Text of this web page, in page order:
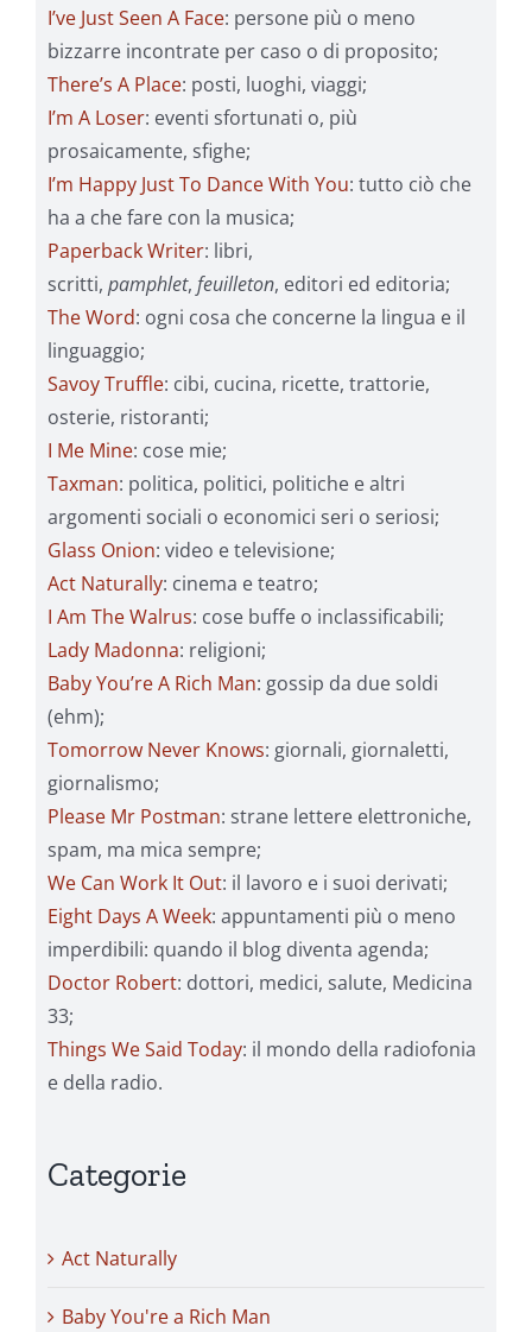
I’ve Just Seen A Face: persone più o meno
bizzarre incontrate per caso o di proposito;
There’s A Place: posti, luoghi, viaggi;
I’m A Loser: eventi sfortunati o, più
prosaicamente, sfighe;
I’m Happy Just To Dance With You: tutto ciò che
ha a che fare con la musica;
Paperback Writer: libri,
scritti, pamphlet, feuilleton, editori ed editoria;
The Word: ogni cosa che concerne la lingua e il
linguaggio;
Savoy Truffle: cibi, cucina, ricette, trattorie,
osterie, ristoranti;
I Me Mine: cose mie;
Taxman: politica, politici, politiche e altri
argomenti sociali o economici seri o seriosi;
Glass Onion: video e televisione;
Act Naturally: cinema e teatro;
I Am The Walrus: cose buffe o inclassificabili;
Lady Madonna: religioni;
Baby You’re A Rich Man: gossip da due soldi
(ehm);
Tomorrow Never Knows: giornali, giornaletti,
giornalismo;
Please Mr Postman: strane lettere elettroniche,
spam, ma mica sempre;
We Can Work It Out: il lavoro e i suoi derivati;
Eight Days A Week: appuntamenti più o meno
imperdibili: quando il blog diventa agenda;
Doctor Robert: dottori, medici, salute, Medicina
33;
Things We Said Today: il mondo della radiofonia
e della radio.
Categorie
Act Naturally
Baby You're a Rich Man